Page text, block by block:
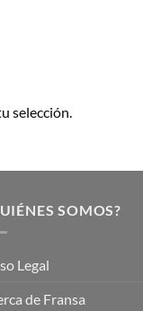
selección.
SOMOS?
Legal
de Fransa